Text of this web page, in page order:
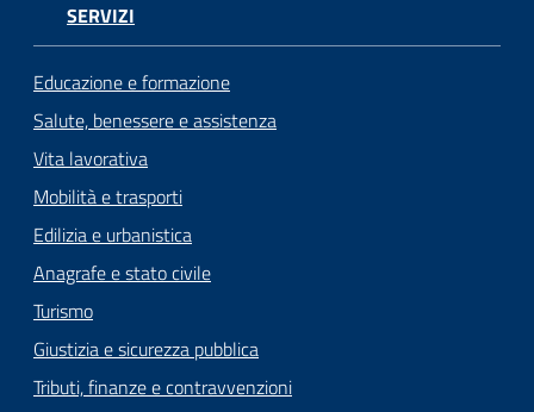
SERVIZI
Educazione e formazione
Salute, benessere e assistenza
Vita lavorativa
Mobilità e trasporti
Edilizia e urbanistica
Anagrafe e stato civile
Turismo
Giustizia e sicurezza pubblica
Tributi, finanze e contravvenzioni